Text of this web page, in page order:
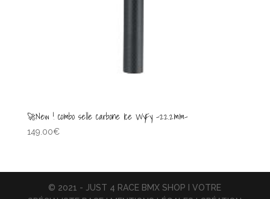
🚀New ! combo selle carbone Ice WyFy -22.2mm-
149.00€
© 2021 - JUST 4 RACE BMX SHOP I VOTRE